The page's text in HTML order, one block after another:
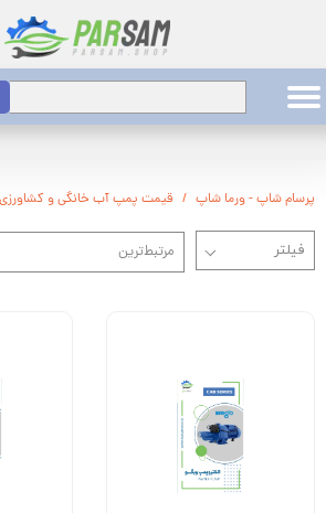
پرسام شاپ - ورما شاپ قیمت پمپ آب خانگی و کشاورزی
مرتبط‌ترین